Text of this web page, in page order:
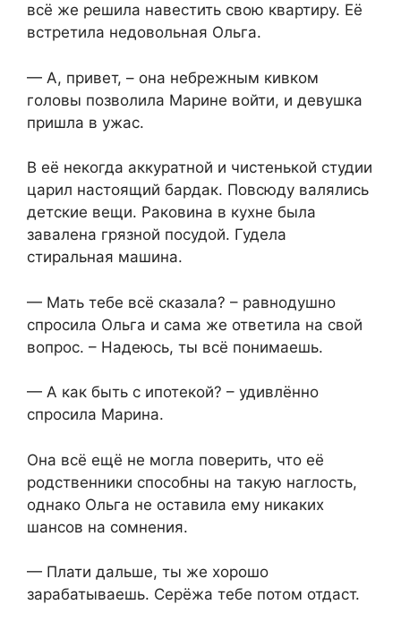
всё же решила навестить свою квартиру. Её
встретила недовольная Ольга.
— А, привет, – она небрежным кивком
головы позволила Марине войти, и девушка
пришла в ужас.
В её некогда аккуратной и чистенькой студии
царил настоящий бардак. Повсюду валялись
детские вещи. Раковина в кухне была
завалена грязной посудой. Гудела
стиральная машина.
— Мать тебе всё сказала? – равнодушно
спросила Ольга и сама же ответила на свой
вопрос. – Надеюсь, ты всё понимаешь.
— А как быть с ипотекой? – удивлённо
спросила Марина.
Она всё ещё не могла поверить, что её
родственники способны на такую наглость,
однако Ольга не оставила ему никаких
шансов на сомнения.
— Плати дальше, ты же хорошо
зарабатываешь. Серёжа тебе потом отдаст.